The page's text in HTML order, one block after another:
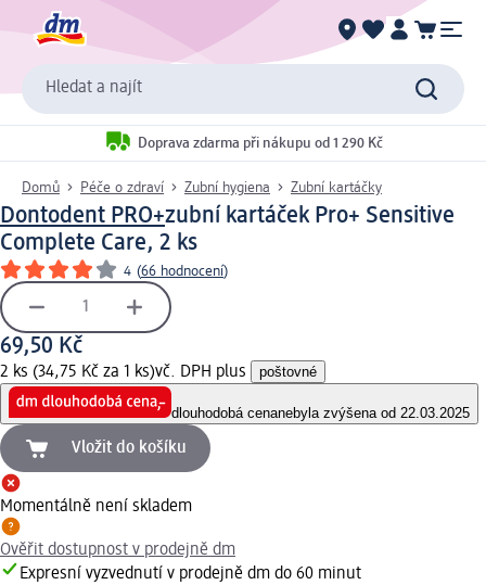
Hledat a najít
Doprava zdarma při nákupu od 1 290 Kč
Domů Péče o zdraví Zubní hygiena Zubní kartáčky
Dontodent PRO+zubní kartáček Pro+ Sensitive
Complete Care, 2 ks
4 (66 hodnocení)
69,50 Kč
2 ks (34,75 Kč za 1 ks)vč. DPH plus poštovné
dlouhodobá cenanebyla zvýšena od 22.03.2025
Vložit do košíku
Momentálně není skladem
Ověřit dostupnost v prodejně dm
Expresní vyzvednutí v prodejně dm do 60 minut